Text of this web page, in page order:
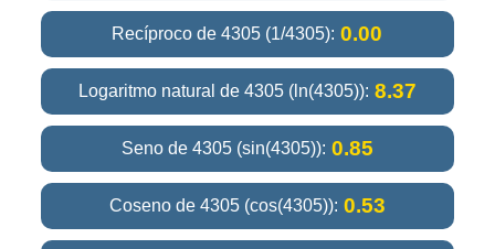
Recíproco de 4305 (1/4305): 0.00
Logaritmo natural de 4305 (ln(4305)): 8.37
Seno de 4305 (sin(4305)): 0.85
Coseno de 4305 (cos(4305)): 0.53